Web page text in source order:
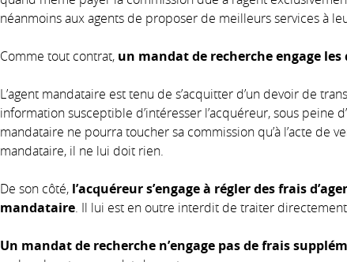
néanmoins aux agents de proposer de meilleurs services à
Comme tout contrat, un mandat de recherche engage
L’agent mandataire est tenu de s’acquitter d’un devoir de
information susceptible d’intéresser l’acquéreur, sous peine
mandataire ne pourra toucher sa commission qu’à l’acte de
mandataire, il ne lui doit rien.
De son côté, l’acquéreur s’engage à régler des frais
mandataire. Il lui est en outre interdit de traiter
Un mandat de recherche n’engage pas de frais